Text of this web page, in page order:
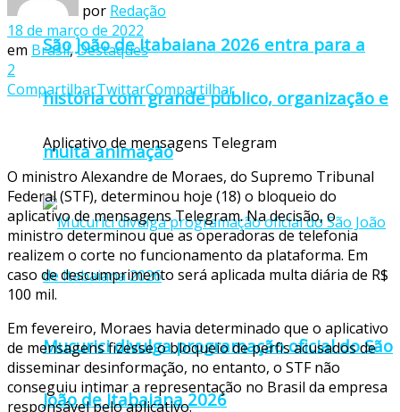
São João de Itabaiana 2026 entra para a
história com grande público, organização e
muita animação
Mucurici divulga programação oficial do São
João de Itabaiana 2026
por Redação
18 de março de 2022
em Brasil,Destaques
2
CompartilharTwittarCompartilhar
Aplicativo de mensagens Telegram
O ministro Alexandre de Moraes, do Supremo Tribunal
Federal (STF), determinou hoje (18) o bloqueio do
aplicativo de mensagens Telegram. Na decisão, o
ministro determinou que as operadoras de telefonia
realizem o corte no funcionamento da plataforma. Em
caso de descumprimento será aplicada multa diária de R$
100 mil.
Em fevereiro, Moraes havia determinado que o aplicativo
de mensagens fizesse o bloqueio de perfis acusados de
disseminar desinformação, no entanto, o STF não
conseguiu intimar a representação no Brasil da empresa
responsável pelo aplicativo.